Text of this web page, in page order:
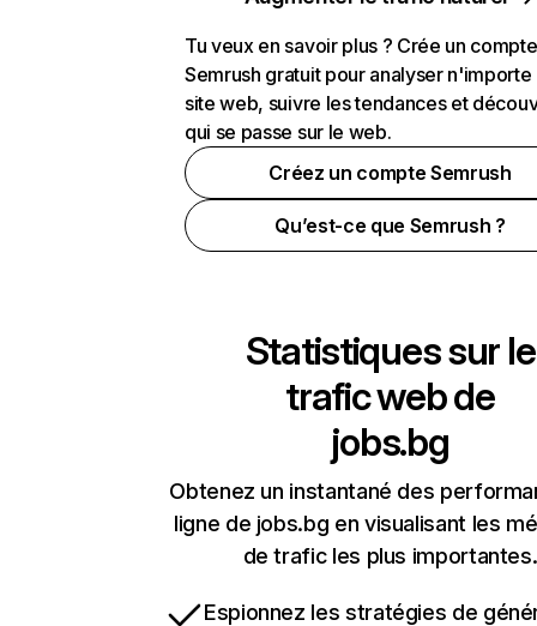
Tu veux en savoir plus ? Crée un compte
Semrush gratuit pour analyser n'importe
site web, suivre les tendances et
qui se passe sur le web.
Créez un compte Semrush
Qu’est-ce que Semrush ?
Statistiques sur le
trafic web de
jobs.bg
Obtenez un instantané des
ligne de jobs.bg en visualisant les
de trafic les plus importantes.
Espionnez les stratégies de